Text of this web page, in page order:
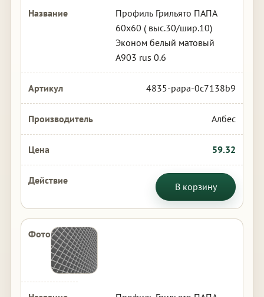
Профиль Грильято ПАПА
60х60 ( выс.30/шир.10)
Эконом белый матовый
А903 rus 0.6
4835-papa-0c7138b9
Албес
59.32
В корзину